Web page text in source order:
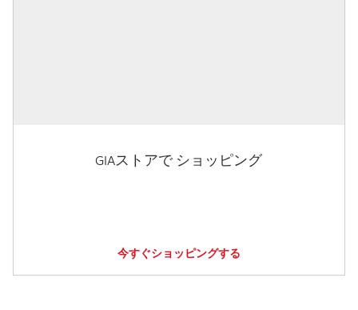
GIAストアで ショッピング
今すぐショッピングする